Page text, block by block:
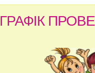
ГРАФІК